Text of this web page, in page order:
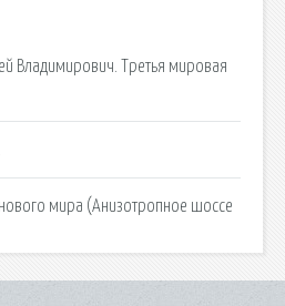
Владимирович. Третья мировая
мира (Анизотропное шоссе